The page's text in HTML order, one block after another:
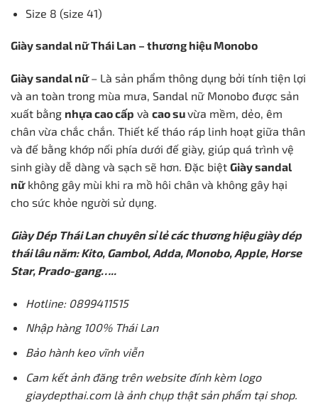
Size 8 (size 41)
Giày sandal nữ Thái Lan – thương hiệu Monobo
Giày sandal nữ– Là sản phẩm thông dụng bởi tính tiện lợi
và an toàn trong mùa mưa, Sandal nữ Monobo được sản
xuất bằng nhựa cao cấp và cao suvừa mềm, dẻo, êm
chân vừa chắc chắn. Thiết kế tháo ráp linh hoạt giữa thân
và đế bằng khớp nối phía dưới đế giày, giúp quá trình vệ
sinh giày dễ dàng và sạch sẽ hơn. Đặc biệt Giày sandal
nữkhông gây mùi khi ra mồ hôi chân và không gây hại
cho sức khỏe người sử dụng.
Giày Dép Thái Lan chuyên sỉ lẻ các thương hiệu giày dép
thái lâu năm: Kito, Gambol, Adda, Monobo, Apple, Horse
Star, Prado-gang…..
Hotline: 0899411515
Nhập hàng 100% Thái Lan
Bảo hành keo vĩnh viễn
Cam kết ảnh đăng trên website đính kèm logo
giaydepthai.com là ảnh chụp thật sản phẩm tại shop.